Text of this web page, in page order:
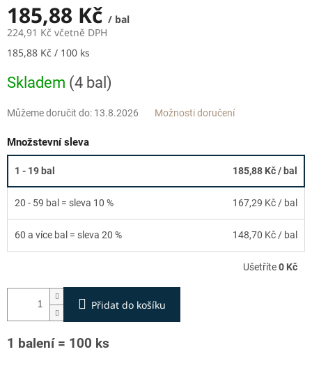
185,88 Kč / bal
224,91 Kč včetně DPH
Měrná
185,88 Kč / 100 ks
Skladem (4 bal)
Můžeme doručit do: 13.8.2026 Možnosti doručení
Množstevní sleva
1 - 19 bal 185,88 Kč/ bal
20 - 59 bal = sleva 10 % 167,29 Kč / bal
60 a více bal = sleva 20 % 148,70 Kč / bal
Ušetříte0 Kč
Přidat do košíku
1 balení = 100 ks